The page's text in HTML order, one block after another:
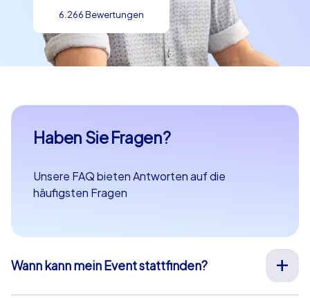
6.266 Bewertungen
Haben Sie Fragen?
Unsere FAQ bieten Antworten auf die
häufigsten Fragen
Wann kann mein Event stattfinden?
Wir organisieren unsere Teamevents für Sie an Ihrem